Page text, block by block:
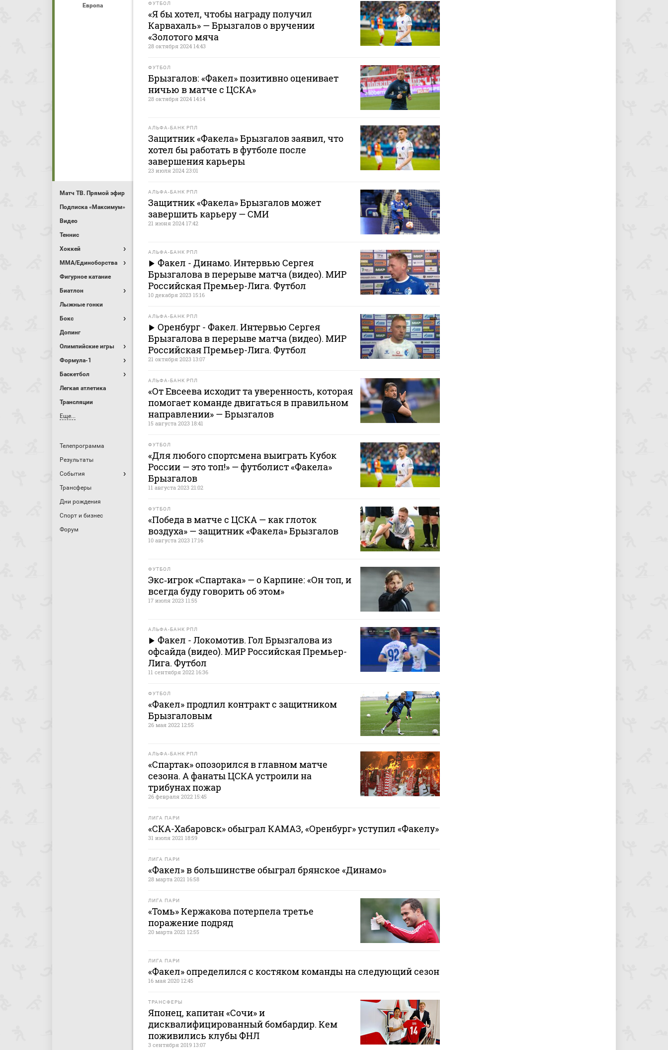
Европа
Матч ТВ. Прямой эфир
Подписка «Максимум»
Видео
Теннис
Хоккей
MMA/Единоборства
Фигурное катание
Биатлон
Лыжные гонки
Бокс
Допинг
Олимпийские игры
Формула-1
Баскетбол
Легкая атлетика
Трансляции
Еще...
Телепрограмма
Результаты
События
Трансферы
Дни рождения
Спорт и бизнес
Форум
ФУТБОЛ
«Я бы хотел, чтобы награду получил
Карвахаль» — Брызгалов о вручении
«Золотого мяча
28 октября 2024 14:43
ФУТБОЛ
Брызгалов: «Факел» позитивно оценивает
ничью в матче с ЦСКА»
28 октября 2024 14:14
АЛЬФА-БАНК РПЛ
Защитник «Факела» Брызгалов заявил, что
хотел бы работать в футболе после
завершения карьеры
23 июля 2024 23:01
АЛЬФА-БАНК РПЛ
Защитник «Факела» Брызгалов может
завершить карьеру — СМИ
21 июня 2024 17:42
АЛЬФА-БАНК РПЛ
Факел - Динамо. Интервью Сергея
Брызгалова в перерыве матча (видео). МИР
Российская Премьер-Лига. Футбол
10 декабря 2023 15:16
АЛЬФА-БАНК РПЛ
Оренбург - Факел. Интервью Сергея
Брызгалова в перерыве матча (видео). МИР
Российская Премьер-Лига. Футбол
21 октября 2023 13:07
АЛЬФА-БАНК РПЛ
«От Евсеева исходит та уверенность, которая
помогает команде двигаться в правильном
направлении» — Брызгалов
15 августа 2023 18:41
ФУТБОЛ
«Для любого спортсмена выиграть Кубок
России — это топ!» — футболист «Факела»
Брызгалов
11 августа 2023 21:02
ФУТБОЛ
«Победа в матче с ЦСКА — как глоток
воздуха» — защитник «Факела» Брызгалов
10 августа 2023 17:16
ФУТБОЛ
Экс‑игрок «Спартака» — о Карпине: «Он топ, и
всегда буду говорить об этом»
17 июля 2023 11:55
АЛЬФА-БАНК РПЛ
Факел - Локомотив. Гол Брызгалова из
офсайда (видео). МИР Российская Премьер-
Лига. Футбол
11 сентября 2022 16:36
ФУТБОЛ
«Факел» продлил контракт с защитником
Брызгаловым
26 мая 2022 12:55
АЛЬФА-БАНК РПЛ
«Спартак» опозорился в главном матче
сезона. А фанаты ЦСКА устроили на
трибунах пожар
26 февраля 2022 15:45
ЛИГА ПАРИ
«СКА-Хабаровск» обыграл КАМАЗ, «Оренбург» уступил «Факелу»
31 июля 2021 18:59
ЛИГА ПАРИ
«Факел» в большинстве обыграл брянское «Динамо»
28 марта 2021 16:58
ЛИГА ПАРИ
«Томь» Кержакова потерпела третье
поражение подряд
20 марта 2021 12:55
ЛИГА ПАРИ
«Факел» определился с костяком команды на следующий сезон
16 мая 2020 12:45
ТРАНСФЕРЫ
Японец, капитан «Сочи» и
дисквалифицированный бомбардир. Кем
поживились клубы ФНЛ
3 сентября 2019 13:07